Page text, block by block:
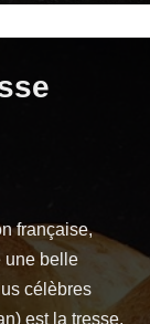
française,
une belle
célèbres
est la tresse.